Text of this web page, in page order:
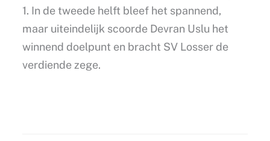
1. In de tweede helft bleef het spannend,
maar uiteindelijk scoorde Devran Uslu het
winnend doelpunt en bracht SV Losser de
verdiende zege.